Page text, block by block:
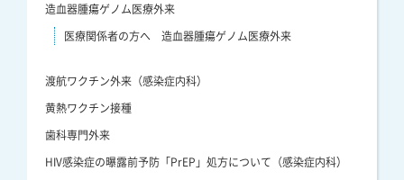
造血器腫瘍ゲノム医療外来
医療関係者の方へ 造血器腫瘍ゲノム医療外来
渡航ワクチン外来（感染症内科）
黄熱ワクチン接種
歯科専門外来
HIV感染症の曝露前予防「PrEP」処方について（感染症内科）